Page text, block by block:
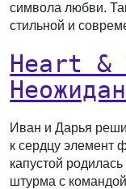
символа любви.
стильной и
Heart &
Иван и Дарья
к сердцу элемент
капустой
штурма с